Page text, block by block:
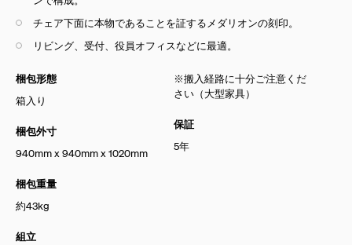
チェア下面に本物であることを証するメダリオンの刻印。
リビング、受付、役員オフィスなどに最適。
梱包形態
箱入り
梱包外寸
940mm x 940mm x 1020mm
梱包重量
約43kg
組立
※搬入経路に十分ご注意くだ
さい（大型家具）
保証
5年